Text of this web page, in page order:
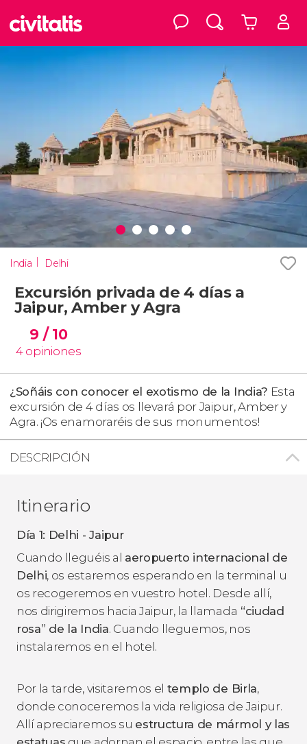
India Delhi
Excursión privada de 4 días a
Jaipur, Amber y Agra
9 / 10
4 opiniones
¿Soñáis con conocer el exotismo de la India? Esta
excursión de 4 días os llevará por Jaipur, Amber y
Agra. ¡Os enamoraréis de sus monumentos!
DESCRIPCIÓN
Itinerario
Día 1: Delhi - Jaipur
Cuando lleguéis al aeropuerto internacional de
Delhi, os estaremos esperando en la terminal u
os recogeremos en vuestro hotel. Desde allí,
nos dirigiremos hacia Jaipur, la llamada “ciudad
rosa” de la India. Cuando lleguemos, nos
instalaremos en el hotel.
Por la tarde, visitaremos el templo de Birla,
donde conoceremos la vida religiosa de Jaipur.
Allí apreciaremos su estructura de mármol y las